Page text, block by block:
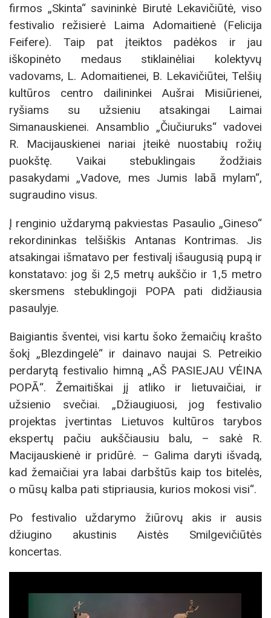
firmos „Skinta“ savininkė Birutė Lekavičiūtė, viso
festivalio režisierė Laima Adomaitienė (Felicija
Feifere). Taip pat įteiktos padėkos ir jau
iškopinėto medaus stiklainėliai kolektyvų
vadovams, L. Adomaitienei, B. Lekavičiūtei, Telšių
kultūros centro dailininkei Aušrai Misiūrienei,
ryšiams su užsieniu atsakingai Laimai
Simanauskienei. Ansamblio „Čiučiuruks“ vadovei
R. Macijauskienei nariai įteikė nuostabių rožių
puokštę. Vaikai stebuklingais žodžiais
pasakydami „Vadove, mes Jumis labā mylam“,
sugraudino visus.
Į renginio uždarymą pakviestas Pasaulio „Gineso“
rekordininkas telšiškis Antanas Kontrimas. Jis
atsakingai išmatavo per festivalį išaugusią pupą ir
konstatavo: jog ši 2,5 metrų aukščio ir 1,5 metro
skersmens stebuklingoji POPA pati didžiausia
pasaulyje.
Baigiantis šventei, visi kartu šoko žemaičių krašto
šokį „Blezdingelė“ ir dainavo naujai S. Petreikio
perdarytą festivalio himną „AŠ PASIEJAU VĖINA
POPĀ“. Žemaitiškai jį atliko ir lietuvaičiai, ir
užsienio svečiai. „Džiaugiuosi, jog festivalio
projektas įvertintas Lietuvos kultūros tarybos
ekspertų pačiu aukščiausiu balu, – sakė R.
Macijauskienė ir pridūrė. – Galima daryti išvadą,
kad žemaičiai yra labai darbštūs kaip tos bitelės,
o mūsų kalba pati stipriausia, kurios mokosi visi“.
Po festivalio uždarymo žiūrovų akis ir ausis
džiugino akustinis Aistės Smilgevičiūtės
koncertas.